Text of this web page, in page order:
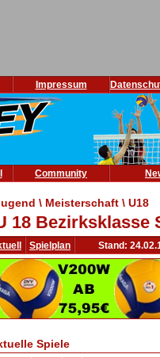
Impressum
Community
\ Meisterschaft \ U18
18 Bezirksklasse
Spielplan Stand:
Spiele